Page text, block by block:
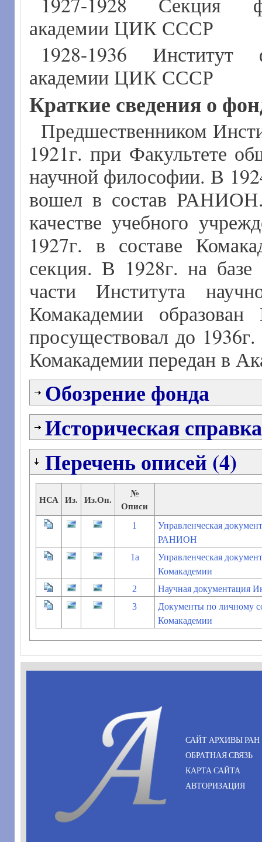
академии ЦИК СССР
1928-1936 Институт
академии ЦИК СССР
Краткие сведения о
Предшественником
1921г. при Факультете
научной философии. В
вошел в состав
качестве учебного
1927г. в составе
секция. В 1928г. на
части Института
Комакадемии
просуществовал до
Комакадемии передан в
Обозрение фонда
Историческая справка
Перечень описей (4)
НСА Из. Из.Оп.
№
Описи
1
Управленческая
РАНИОН
1а
Управленческая
Комакадемии
2
Научная документация
3
Документы по личному
Комакадемии
САЙТ АРХИВЫ РАН
ОБРАТНАЯ СВЯЗЬ
КАРТА САЙТА
АВТОРИЗАЦИЯ